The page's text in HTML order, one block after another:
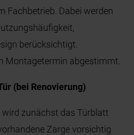
Fachbetrieb. Dabei werden
berücksichtigt.
Montagetermin abgestimmt.
(bei Renovierung)
zunächst das Türblatt
Zarge vorsichtig